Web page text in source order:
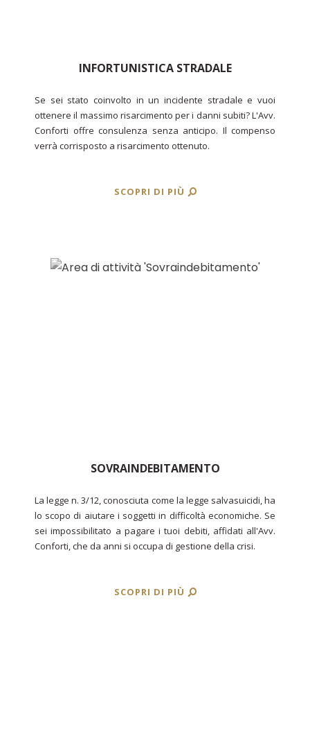
INFORTUNISTICA STRADALE
Se sei stato coinvolto in un incidente stradale e vuoi
ottenere il massimo risarcimento per i danni subiti? L'Avv.
Conforti offre consulenza senza anticipo. Il compenso
verrà corrisposto a risarcimento ottenuto.
SCOPRI DI PIÙ
SOVRAINDEBITAMENTO
La legge n. 3/12, conosciuta come la legge salvasuicidi, ha
lo scopo di aiutare i soggetti in difficoltà economiche. Se
sei impossibilitato a pagare i tuoi debiti, affidati all'Avv.
Conforti, che da anni si occupa di gestione della crisi.
SCOPRI DI PIÙ